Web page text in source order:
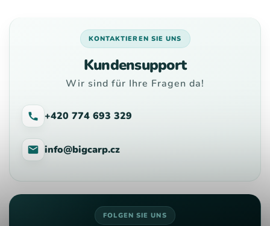
KONTAKTIEREN SIE UNS
Kundensupport
Wir sind für Ihre Fragen da!
+420 774 693 329
info@bigcarp.cz
FOLGEN SIE UNS